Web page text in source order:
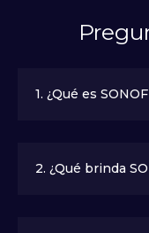
1. ¿Qué es
2. ¿Qué brinda